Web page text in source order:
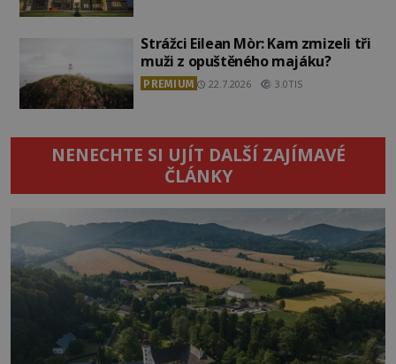
Strážci Eilean Mòr: Kam zmizeli tři
muži z opuštěného majáku?
PREMIUM 22.7.2026 3.0TIS
NENECHTE SI UJÍT DALŠÍ ZAJÍMAVÉ
ČLÁNKY